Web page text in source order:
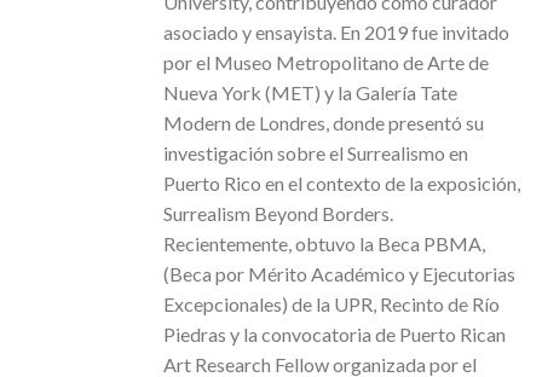
asociado y ensayista. En 2019 fue invitado
por el Museo Metropolitano de Arte de
Nueva York (MET) y la Galería Tate
Modern de Londres, donde presentó su
investigación sobre el Surrealismo en
Puerto Rico en el contexto de la exposición,
Surrealism Beyond Borders.
Recientemente, obtuvo la Beca PBMA,
(Beca por Mérito Académico y Ejecutorias
Excepcionales) de la UPR, Recinto de Río
Piedras y la convocatoria de Puerto Rican
Art Research Fellow organizada por el